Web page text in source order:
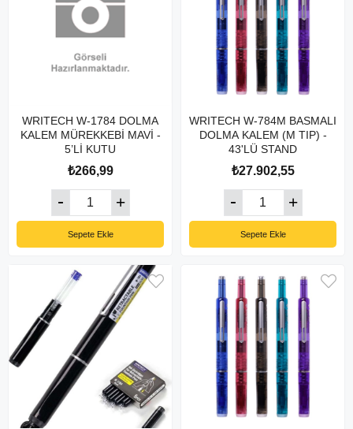
WRITECH W-1784 DOLMA
KALEM MÜREKKEBİ MAVİ -
5’Lİ KUTU
₺266,99
Sepete Ekle
WRITECH W-784M BASMALI
DOLMA KALEM (M TIP) -
43'LÜ STAND
₺27.902,55
Sepete Ekle